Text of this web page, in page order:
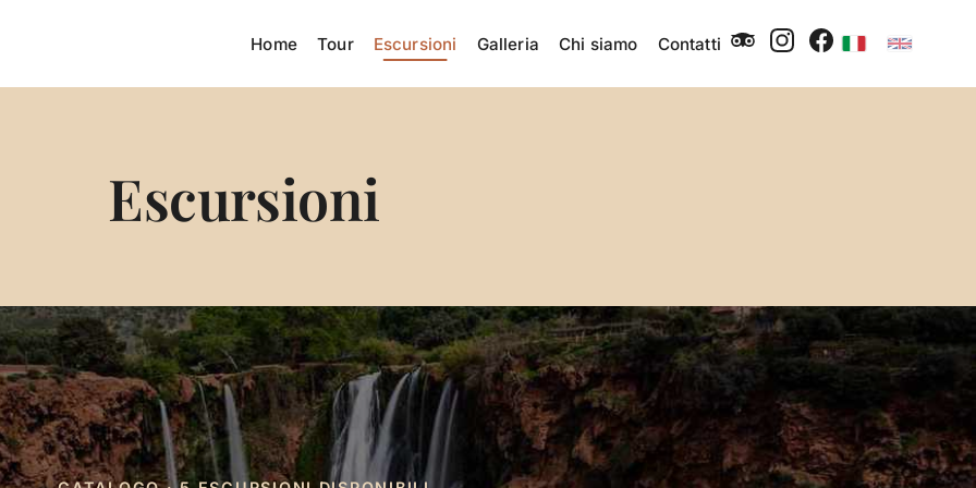
Home Tour Escursioni Galleria Chi siamo Contatti
Escursioni